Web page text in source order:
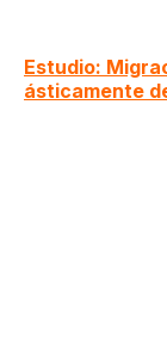
Estudio:
ásticamente